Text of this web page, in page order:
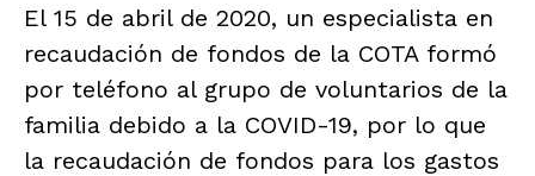
El 15 de abril de 2020, un especialista en
recaudación de fondos de la COTA formó
por teléfono al grupo de voluntarios de la
familia debido a la COVID-19, por lo que
la recaudación de fondos para los gastos